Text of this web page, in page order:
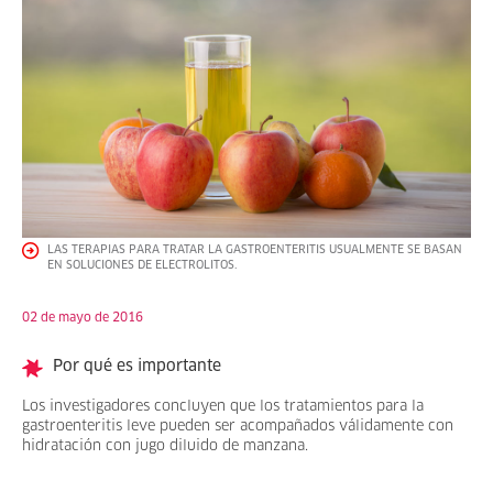
LAS TERAPIAS PARA TRATAR LA GASTROENTERITIS USUALMENTE SE BASAN
EN SOLUCIONES DE ELECTROLITOS.
02 de mayo de 2016
Por qué es importante
Los investigadores concluyen que los tratamientos para la
gastroenteritis leve pueden ser acompañados válidamente con
hidratación con jugo diluido de manzana.